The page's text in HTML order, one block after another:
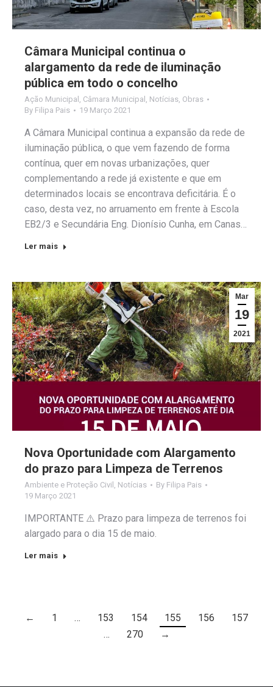
Câmara Municipal continua o
alargamento da rede de iluminação
pública em todo o concelho
Ação Municipal Câmara Municipal Notícias Obras
By Filipa Pais 19 Março 2021
A Câmara Municipal continua a expansão da rede de
iluminação pública, o que vem fazendo de forma
contínua, quer em novas urbanizações, quer
complementando a rede já existente e que em
determinados locais se encontrava deficitária. É o
caso, desta vez, no arruamento em frente à Escola
EB2/3 e Secundária Eng. Dionísio Cunha, em Canas…
Ler mais
Mar
19
2021
Nova Oportunidade com Alargamento
do prazo para Limpeza de Terrenos
Ambiente e Proteção Civil , Notícias By Filipa Pais
19 Março 2021
IMPORTANTE ⚠️ Prazo para limpeza de terrenos foi
alargado para o dia 15 de maio.
Ler mais
← 1 … 153 154 155 156
157
…
270 →